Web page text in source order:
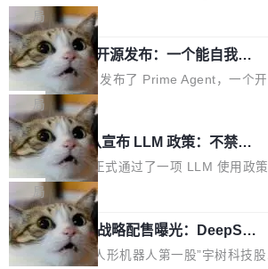
驱动你去学 CuTe，但还没被那些"邪恶的"
er++ 优化所淹没，足够容易修改和适配。 更
键的是 FA2 的持久性...
也为产业链企业探索产品创新与商业增长打开
的空间。 8月14日，开源鸿蒙智能硬件开发者
（OHDD：OpenHarmony Hardware
r Day）将在杭州启航。活动面向智能硬件产业
链企业和开发者，邀请行业专家与资深技术顾
问，围绕开源鸿蒙技术能力、设备适配、芯片
配、功耗与稳定性调优、兼容性测评及统一互
等内容展开系统讲解和实战交流，帮助企业进
步了解开源鸿蒙在智能...
模服务降级，Actions 完全不可用超过 5 小时
webhook 停发，连自托管 runner 也因调度层
障无法工作。Pages、Copilot code review、
opilot coding agent 全部受影响。从检测到完
恢复，大约 12 小时。 这是 2026 年 8 月的第
起事故，其中四起与 AI/Copilot 服务相关。
Hub 员工 kdaigle 在 HN 讨论中贴出了一组数
据：2025 年全年 10 亿次 commit。现在，每
2.75 亿次，全年预计 140 亿次。GitHub...
局
Prime Agent 开源发布：一个能自我改
进的编程 Agent，ARC-AGI 3 超越人类
专家基线
Prime Intellect 发布了 Prime Agent，一个开
的编程 Agent Harness，核心设计围绕两个抽
象：Recursive Language Model（RLM）和
ontinual Harness。在 ARC-AGI 3 基准测试
上，Prime Agent + Opus 5 的组合达到了 95.
5% RHAE Best@1，超过了 ARC 报告的人类
家基线 95.4%。 不是又一个 coding agent 包
器 Prime Agent 的架构和市面上大多数
agent 有本质区别。大多数 agent harness 的
局
Rust 项目团队宣布 LLM 政策：不禁
止，但你要承认哪些代码不是你写的
Rust 语言项目正式通过了一项 LLM 使用政策
覆盖 rust-lang/rust 单一仓库的代码贡献。这
是项目级别的官方立场，目前由五个团队采纳
但它可能是主流开源项目中关于 AI 辅助贡献最
细致的一份规则。 政策的核心只有一句话：
局
宇树科技 IPO 战略配售曝光：DeepSe
ek 获配 93.3 万股，锁定 36 个月
8月6日晚间，“人形机器人第一股”宇树科技股